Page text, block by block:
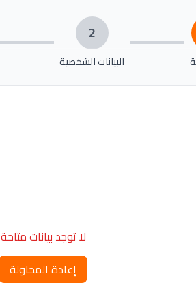
2
البيانات الشخصية
لا توجد بيانات متاحة
إعادة المحاولة